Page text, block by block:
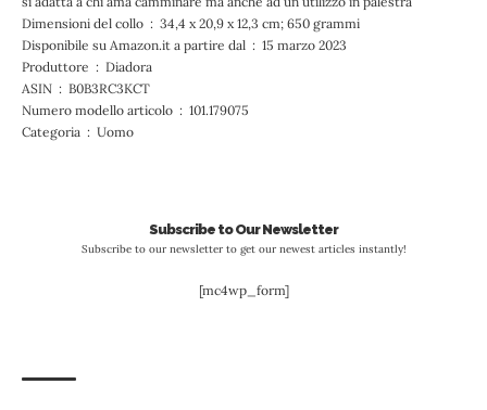
Dimensioni del collo ‏ : ‎ 34,4 x 20,9 x 12,3 cm; 650 grammi
Disponibile su Amazon.it a partire dal ‏ : ‎ 15 marzo 2023
Produttore ‏ : ‎ Diadora
ASIN ‏ : ‎ B0B3RC3KCT
Numero modello articolo ‏ : ‎ 101.179075
Categoria ‏ : ‎ Uomo
Subscribe to Our Newsletter
Subscribe to our newsletter to get our newest articles instantly!
[mc4wp_form]